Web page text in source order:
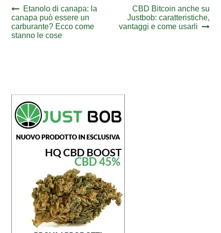
Navigazione
articoli
Previous
post:
Etanolo di canapa: la
canapa può essere un
carburante? Ecco come
stanno le cose
Next
post:
CBD Bitcoin anche su
Justbob: caratteristiche,
vantaggi e come usarli